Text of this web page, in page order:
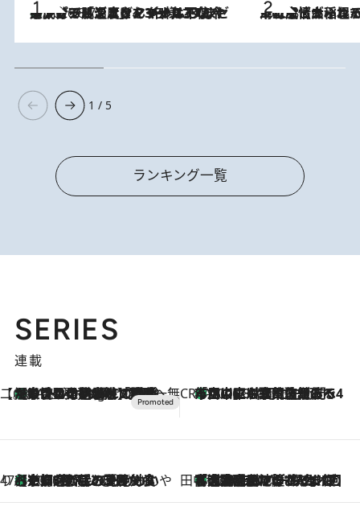
2026.8.7
メントールやエタノールは不使用。ピジョンより、マイルドな冷感成分で肌温度をマイナス3℃まで下げる「ごきげんクール ひんやりアクアミスト」を3名様にプレゼント 2026.8.5
下町風情あふれる台北屈指の人気エリア・大稲埕でセンスのいい台湾土産《ヴ
1 / 5
ランキング一覧
SERIES
連載
【CREA×星野リゾート】唯一無二。癒しと発見が待つ場所へ
11 Hours Ago
【トンボの足水浴】ヒノキの香りに包まれて涼感マックス！約13℃の湧水かけ流しを避暑地「星野温泉 トンボの湯」で体験 CREA'S CHOICE
2026.8.7
「立川にも歌舞伎があるんだよ」 片岡仁左衛門・市川中車ら豪華座組みで4年目の立川立飛歌舞伎へ
47都道府県の手みやげ ひんやりスイーツで夏を満喫
2026.8.7
【京都府】この夏絶対食べたい 冷やしておいしいおやつ3選 ひと口目から心を掴む新緑のテリーヌ 田中稲の勝手に再ブーム
2026.8.7
「湘南乃風に憧れて」観客大盛上がりの“タオル回し”に、ラッパー顔負けの高速歌唱まで…さだまさし（74）のアグレッシブすぎる現在地